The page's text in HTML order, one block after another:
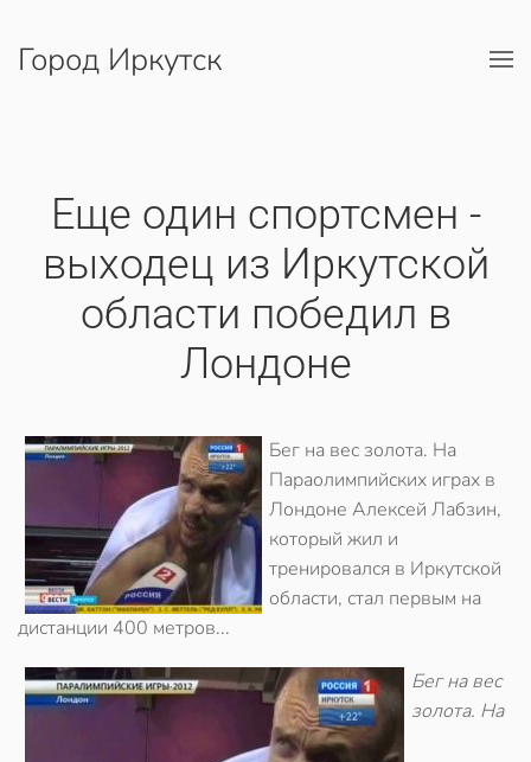
Перейти к содержимому
Город Иркутск
Еще один спортсмен -
выходец из Иркутской
области победил в
Лондоне
Бег на вес золота. На
Параолимпийских играх в
Лондоне Алексей Лабзин,
который жил и
тренировался в Иркутской
области, стал первым на
дистанции 400 метров...
Бег на вес
золота. На